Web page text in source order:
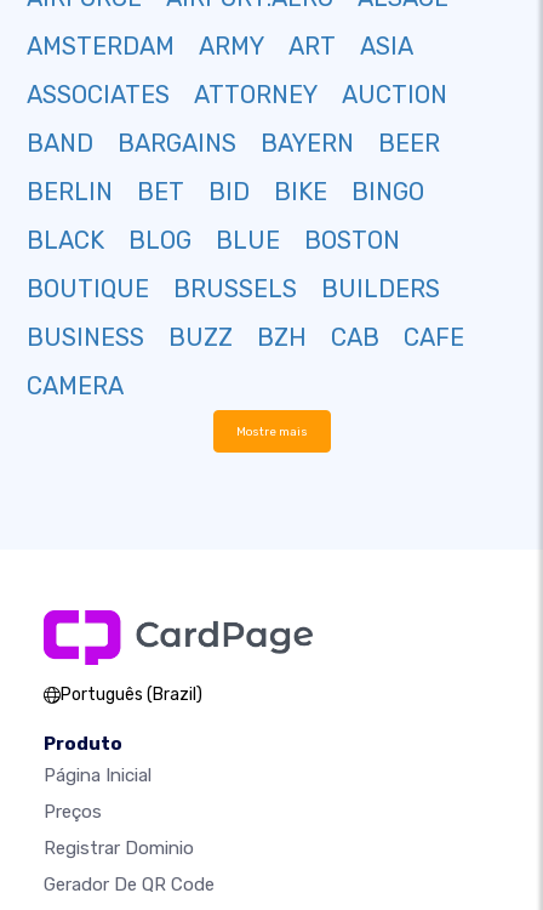
AMSTERDAM
ARMY ART
ASIA
ASSOCIATES
ATTORNEY
AUCTION
BAND
BARGAINS BAYERN
BEER
BERLIN
BET BID BIKE
BINGO
BLACK
BLOG BLUE
BOSTON
BOUTIQUE
BRUSSELS
BUILDERS
BUSINESS
BUZZ BZH CAB
CAFE
CAMERA
Mostre mais
Português (Brazil)
Produto
Página Inicial
Preços
Registrar Dominio
Gerador De QR Code